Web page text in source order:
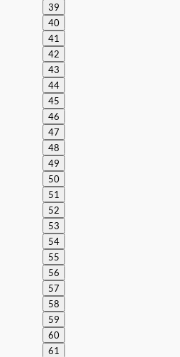
39
40
41
42
43
44
45
46
47
48
49
50
51
52
53
54
55
56
57
58
59
60
61